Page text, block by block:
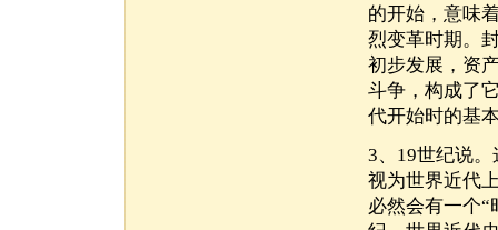
的开始，意味
烈变革时期。
初步发展，资
斗争，构成了
代开始时的基
3、19世纪说
视为世界近代
必然会有一个“